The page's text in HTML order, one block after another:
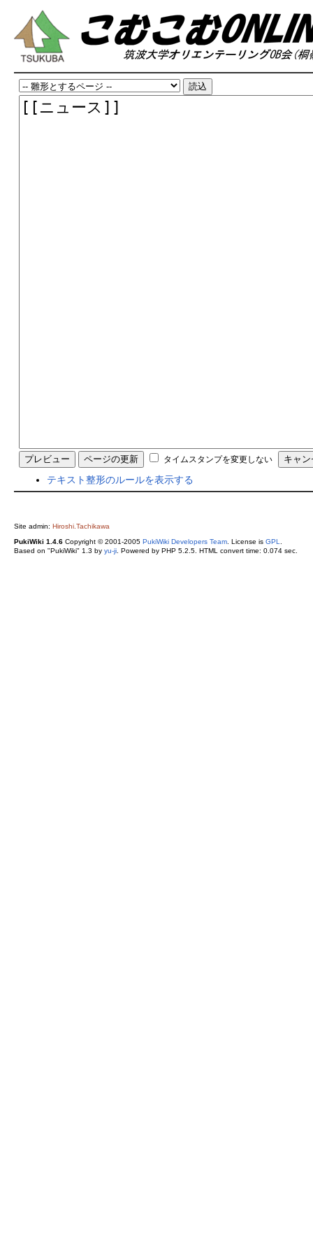
タイムスタンプを変更しない
テキスト整形のルールを表示する
Site admin: Hiroshi.Tachikawa
PukiWiki 1.4.6Copyright © 2001-2005 PukiWiki Developers Team. License is GPL
Based on "PukiWiki" 1.3 by yu-ji. Powered by PHP 5.2.5. HTML convert time: 0.074 sec.